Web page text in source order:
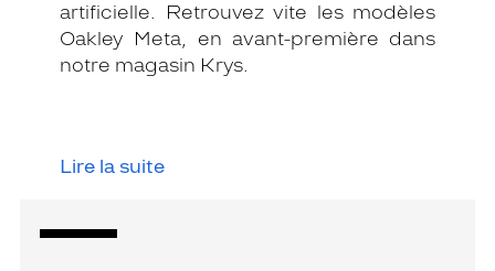
artificielle. Retrouvez vite les modèles
Oakley Meta, en avant-première dans
notre magasin Krys.
Lire la suite